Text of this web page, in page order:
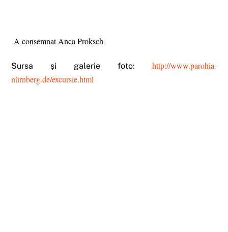
A consemnat Anca Proksch
Sursa și galerie foto: http://www.parohia-
nürnberg.de/excursie.html